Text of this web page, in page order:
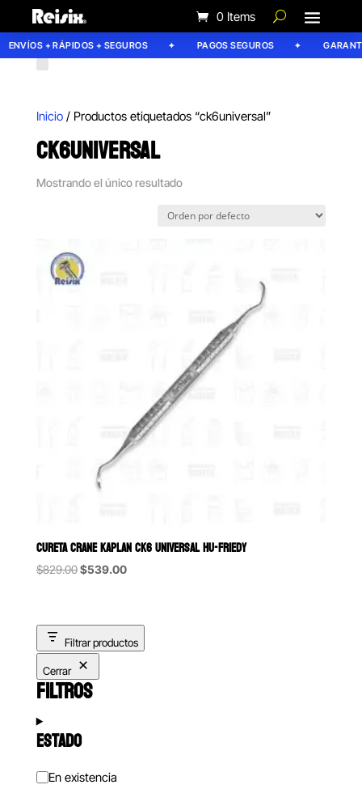
0 Items
ENVÍOS + RÁPIDOS + SEGUROS PAGOS SEGUROS
Inicio/ Productos etiquetados “ck6universal”
CK6UNIVERSAL
Mostrando el único resultado
CURETA CRANE KAPLAN CK6 UNIVERSAL HU-FRIEDY
$829.00Original
$829.00.
$539.00Current
$539.00.
Filtrar productos
Cerrar
FILTROS
ESTADO
Estado
En existencia